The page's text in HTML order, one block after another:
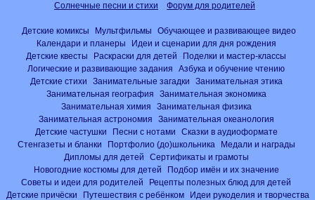
Солнечные песни и стихи
Форум для родителей
Детские комиксы Мультфильмы
Обучающее и развивающее видео
Календари и планеры
Идеи и сценарии для дня рождения
Детские квесты
Раскраски для детей
Поделки и мастер-классы
Логические и развивающие задания
Азбука и обучение чтению
Детские стихи
Занимательные загадки
Занимательная этика
Занимательная география
Занимательная экономика
Занимательная химия
Занимательная физика
Занимательная астрономия
Занимательная океанология
Детские частушки
Песни с нотами
Сказки в аудиоформате
Стенгазеты и бланки
Портфолио (до)школьника
Медали и награды
Дипломы для детей
Сертификаты и грамоты
Новогодние костюмы для детей
Подбор имён и их значение
Советы и идеи для родителей
Рецепты полезных блюд для детей
Детские причёски
Путешествия с ребёнком Идеи рукоделия и творчества